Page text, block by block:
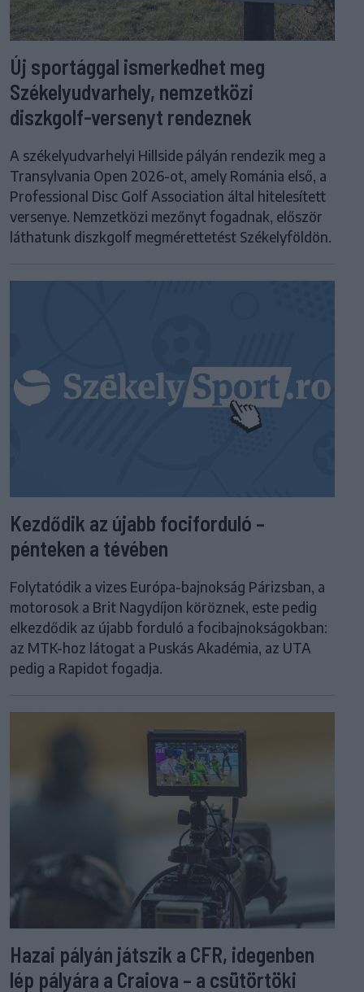
Új sportággal ismerkedhet meg
Székelyudvarhely, nemzetközi
diszkgolf-versenyt rendeznek
A székelyudvarhelyi Hillside pályán rendezik meg a
Transylvania Open 2026-ot, amely Románia első, a
Professional Disc Golf Association által hitelesített
versenye. Nemzetközi mezőnyt fogadnak, először
láthatunk diszkgolf megmérettetést Székelyföldön.
Kezdődik az újabb fociforduló –
pénteken a tévében
Folytatódik a vizes Európa-bajnokság Párizsban, a
motorosok a Brit Nagydíjon köröznek, este pedig
elkezdődik az újabb forduló a focibajnokságokban:
az MTK-hoz látogat a Puskás Akadémia, az UTA
pedig a Rapidot fogadja.
Hazai pályán játszik a CFR, idegenben
lép pályára a Craiova – a csütörtöki